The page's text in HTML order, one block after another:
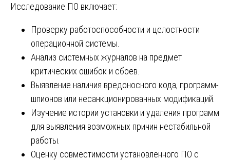
Исследование ПО включает:
Проверку работоспособности и целостности
операционной системы.
Анализ системных журналов на предмет
критических ошибок и сбоев.
Выявление наличия вредоносного кода, программ-
шпионов или несанкционированных модификаций.
Изучение истории установки и удаления программ
для выявления возможных причин нестабильной
работы.
Оценку совместимости установленного ПО с